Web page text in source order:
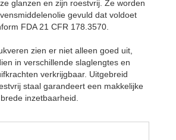
glanzen en zijn roestvrij. Ze worden
gevuld dat voldoet
FDA 21 CFR 178.3570.
zien er niet alleen goed uit,
in verschillende slaglengtes en
verkrijgbaar. Uitgebreid
staal garandeert een makkelijke
inzetbaarheid.